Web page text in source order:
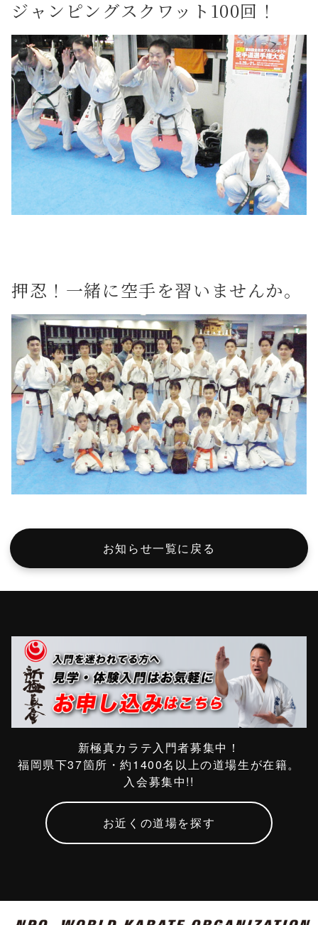
ジャンピングスクワット100回！
押忍！一緒に空手を習いませんか。
お知らせ一覧に戻る
新極真カラテ入門者募集中！
福岡県下37箇所・約1400名以上の道場生が在籍。
入会募集中!!
お近くの道場を探す